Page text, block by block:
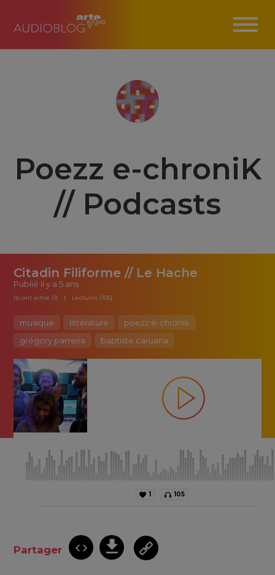
Poezz e-chroniK
// Podcasts
Citadin Filiforme // Le Hache
Publié il y a 5 ans
Ils ont aimé (1) Lectures (105)
musique littérature
poezz e-chronik
grégory parreira
baptiste caruana
1 105
Partager